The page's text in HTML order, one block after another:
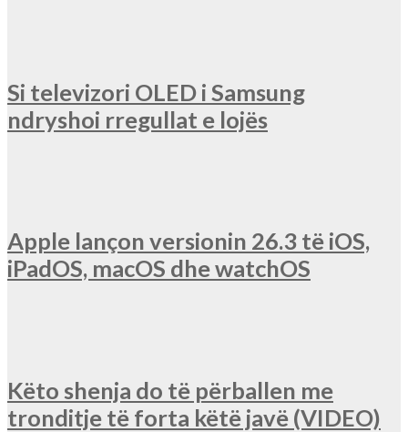
Si televizori OLED i Samsung
ndryshoi rregullat e lojës
Apple lançon versionin 26.3 të iOS,
iPadOS, macOS dhe watchOS
Këto shenja do të përballen me
tronditje të forta këtë javë (VIDEO)